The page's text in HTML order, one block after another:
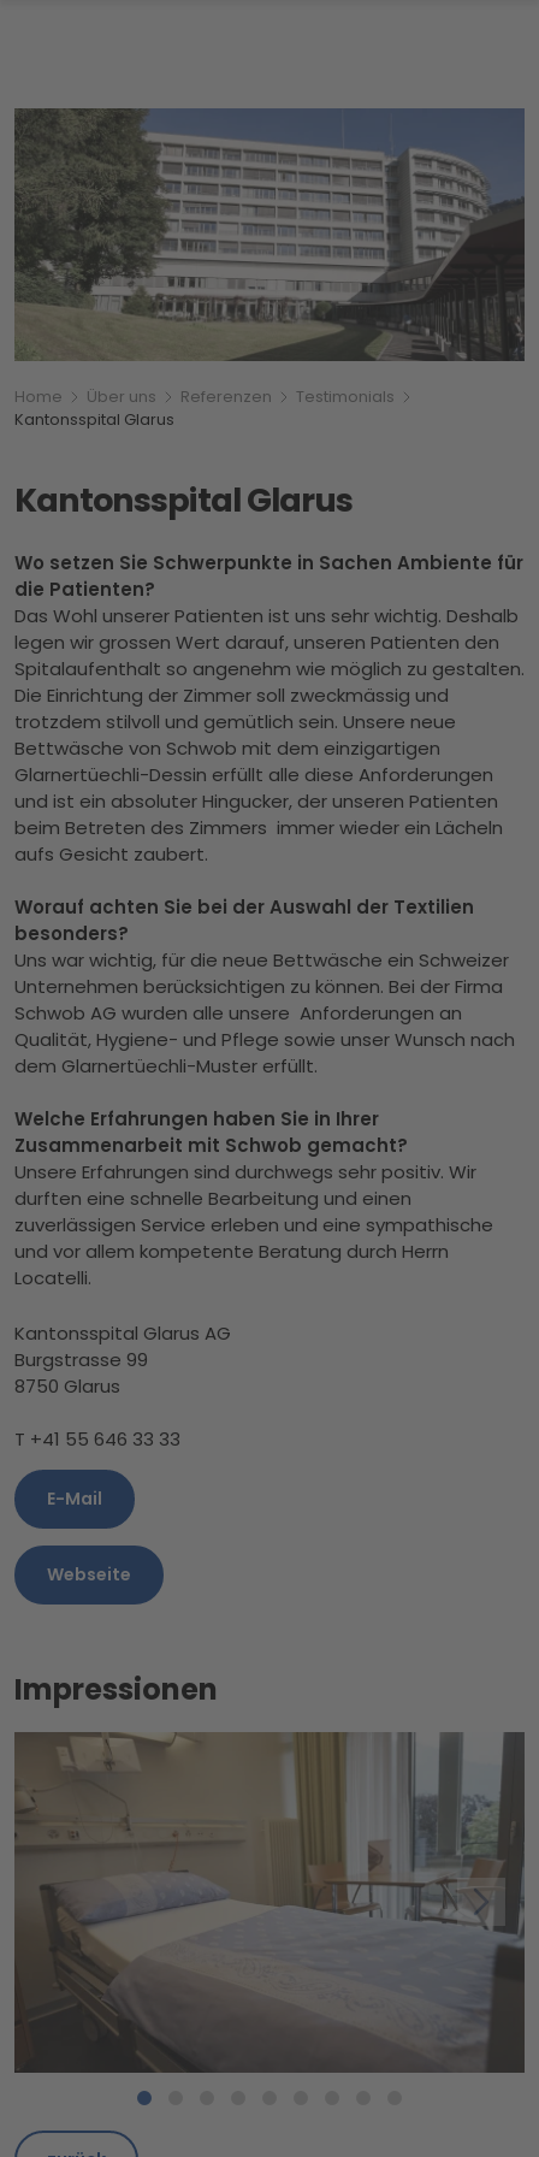
Breadcrumbnavigation
Sie befinden sich hier:
Home Über uns Referenzen
Testimonials
Kantonsspital Glarus
Kantonsspital Glarus
Wo setzen Sie Schwerpunkte in Sachen Ambiente für
die Patienten?
Das Wohl unserer Patienten ist uns sehr wichtig. Deshalb
legen wir grossen Wert darauf, unseren Patienten den
Spitalaufenthalt so angenehm wie möglich zu gestalten.
Die Einrichtung der Zimmer soll zweckmässig und
trotzdem stilvoll und gemütlich sein. Unsere neue
Bettwäsche von Schwob mit dem einzigartigen
Glarnertüechli-Dessin erfüllt alle diese Anforderungen
und ist ein absoluter Hingucker, der unseren Patienten
beim Betreten des Zimmers immer wieder ein Lächeln
aufs Gesicht zaubert.
Worauf achten Sie bei der Auswahl der Textilien
besonders?
Uns war wichtig, für die neue Bettwäsche ein Schweizer
Unternehmen berücksichtigen zu können. Bei der Firma
Schwob AG wurden alle unsere Anforderungen an
Qualität, Hygiene- und Pflege sowie unser Wunsch nach
dem Glarnertüechli-Muster erfüllt.
Welche Erfahrungen haben Sie in Ihrer
Zusammenarbeit mit Schwob gemacht?
Unsere Erfahrungen sind durchwegs sehr positiv. Wir
durften eine schnelle Bearbeitung und einen
zuverlässigen Service erleben und eine sympathische
und vor allem kompetente Beratung durch Herrn
Locatelli.
Kantonsspital Glarus AG
Burgstrasse 99
8750 Glarus
T +41 55 646 33 33
E-Mail
Webseite
Impressionen